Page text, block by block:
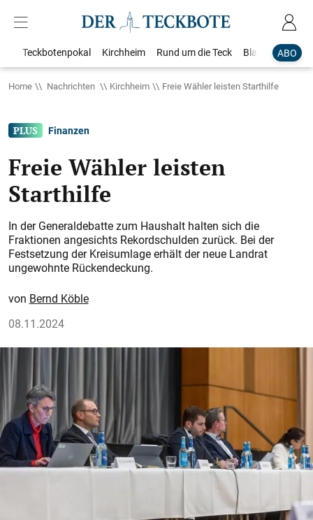
ABO
Teckbotenpokal Kirchheim Rund um die Teck Blaulicht
Home Nachrichten Kirchheim Freie Wähler leisten Starthilfe
Finanzen
Freie Wähler leisten
Starthilfe
In der Generaldebatte zum Haushalt halten sich die
Fraktionen angesichts Rekordschulden zurück. Bei der
Festsetzung der Kreisumlage erhält der neue Landrat
ungewohnte Rückendeckung.
Bernd Köble
08.11.2024